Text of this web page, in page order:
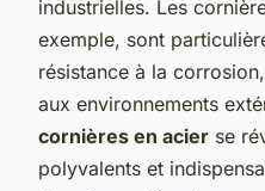
industrielles. Les
exemple, sont
résistance à la
aux environnements
cornières en acier se
polyvalents et